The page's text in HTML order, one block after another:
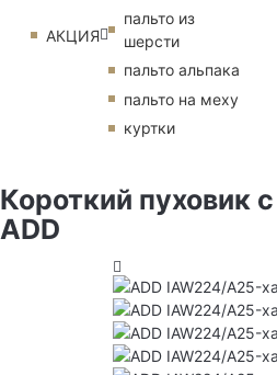
АКЦИЯ
пальто из
шерсти
пальто альпака
пальто на меху
куртки
Короткий пуховик
ADD